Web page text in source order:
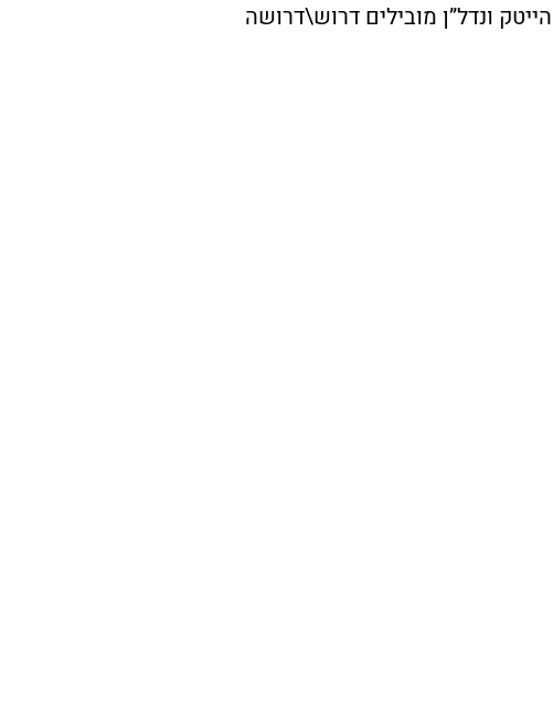
ונדל”ן מובילים דרוש\דרושה